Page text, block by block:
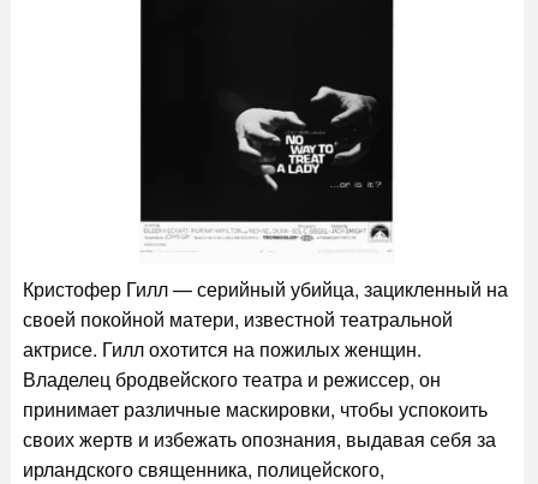
Кристофер Гилл — серийный убийца, зацикленный на
своей покойной матери, известной театральной
актрисе. Гилл охотится на пожилых женщин.
Владелец бродвейского театра и режиссер, он
принимает различные маскировки, чтобы успокоить
своих жертв и избежать опознания, выдавая себя за
ирландского священника, полицейского,